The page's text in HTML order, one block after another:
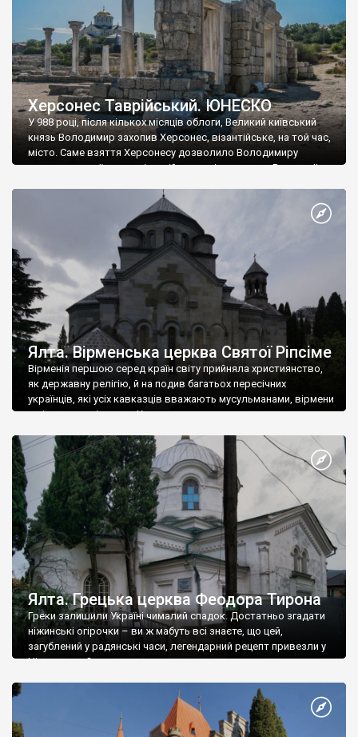
Херсонес Таврійський. ЮНЕСКО
У 988 році, після кількох місяців облоги, Великий київський
князь Володимир захопив Херсонес, візантійське, на той час,
місто. Саме взяття Херсонесу дозволило Володимиру
диктувати свої умови візантійському імператору Василю ІІ, та
Херсонесі Володимир-язичник, став Василем-християнином.
А потім було Хрещення Русі. На честь Херсонесу Таврійського
Ялта. Вірменська церква Святої Ріпсіме
Вірменія першою серед країн світу прийняла християнство,
як державну релігію, й на подив багатьох пересічних
українців, які усіх кавказців вважають мусульманами, вірмени
є відданими вірянами Христа
Ялта. Грецька церква Феодора Тирона
Греки залишили Україні чималий спадок. Достатньо згадати
ніжинські огірочки – ви ж мабуть всі знаєте, що цей,
загублений у радянські часи, легендарний рецепт привезли у
Ніжин греки?